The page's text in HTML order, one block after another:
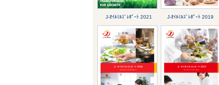
J-ｵｲﾙﾐﾙｽﾞﾚﾎﾟｰﾄ 2021 J-ｵｲﾙﾐﾙｽﾞﾚﾎﾟｰﾄ 2019